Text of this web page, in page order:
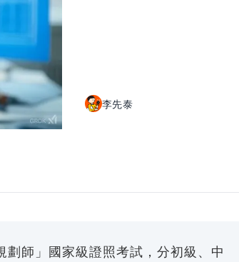
李先泰
師」國家級證照考試，分初級、中